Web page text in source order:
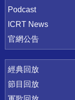
Podcast
ICRT News
官網公告
經典回放
節目回放